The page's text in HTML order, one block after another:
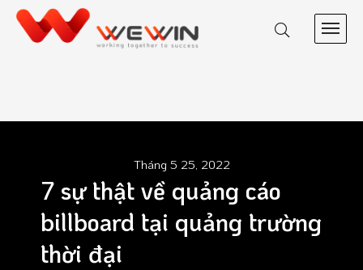
Tháng 5 25, 2022
7 sự thật về quảng cáo
billboard tại quảng trường
thời đại